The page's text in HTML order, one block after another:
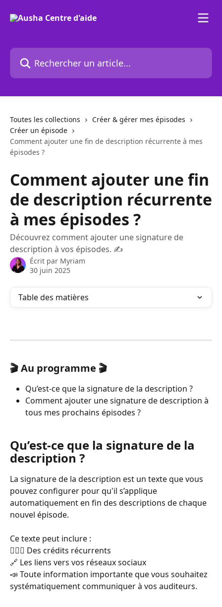
Rechercher un article...
Toutes les collections
Créer & gérer mes épisodes
Créer un épisode
Comment ajouter une fin de description récurrente à mes
épisodes ?
Comment ajouter une fin
de description récurrente
à mes épisodes ?
Découvrez comment ajouter une signature de
description à vos épisodes. ✍️
Écrit par Myriam
30 juin 2025
Table des matières
🎬 Au programme 🎬
Qu’est-ce que la signature de la description ?
Comment ajouter une signature de description à
tous mes prochains épisodes ?
Qu’est-ce que la signature de la
description ?
La signature de la description est un texte que vous
pouvez configurer pour qu'il s’applique
automatiquement en fin des descriptions de chaque
nouvel épisode.
Ce texte peut inclure :
🙋🏽‍♀️ Des crédits récurrents
🔗 Les liens vers vos réseaux sociaux
📣 Toute information importante que vous souhaitez
systématiquement communiquer à vos auditeurs.